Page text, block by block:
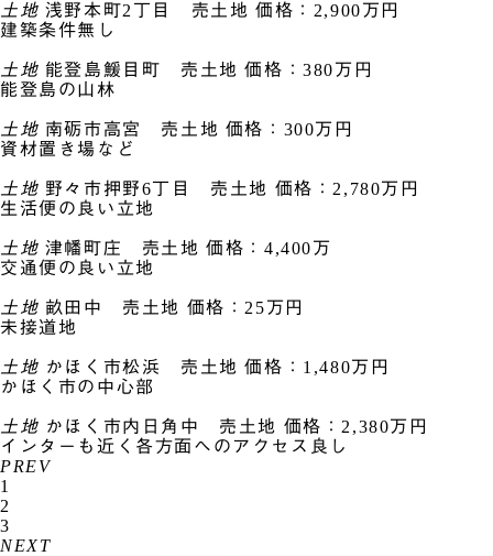
土地 浅野本町2丁目 売土地 価格：2,900万円
建築条件無し
土地 能登島鰀目町 売土地 価格：380万円
能登島の山林
土地 南砺市高宮 売土地 価格：300万円
資材置き場など
土地 野々市押野6丁目 売土地 価格：2,780万円
生活便の良い立地
土地 津幡町庄 売土地 価格：4,400万
交通便の良い立地
土地 畝田中 売土地 価格：25万円
未接道地
土地 かほく市松浜 売土地 価格：1,480万円
かほく市の中心部
土地 かほく市内日角中 売土地 価格：2,380万円
インターも近く各方面へのアクセス良し
PREV
1
2
3
NEXT